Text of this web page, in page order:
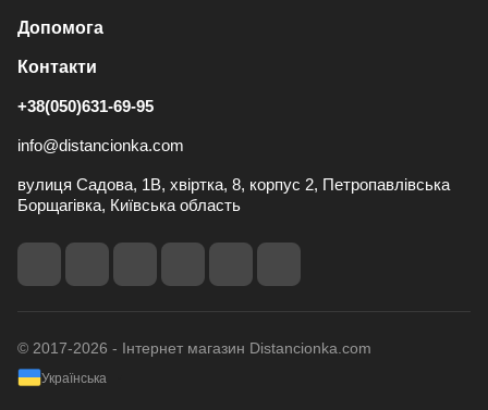
Допомога
Контакти
+38(050)631-69-95
info@distancionka.com
вулиця Садова, 1В, хвіртка, 8, корпус 2, Петропавлівська
Борщагівка, Київська область
© 2017-2026 - Інтернет магазин Distancionka.com
Українська